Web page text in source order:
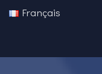
Français